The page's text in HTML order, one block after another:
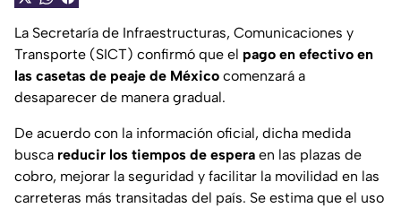
La Secretaría de Infraestructuras, Comunicaciones y
Transporte (SICT) confirmó que el pago en efectivo en
las casetas de peaje de México comenzará a
desaparecer de manera gradual.
De acuerdo con la información oficial, dicha medida
busca reducir los tiempos de espera en las plazas de
cobro, mejorar la seguridad y facilitar la movilidad en las
carreteras más transitadas del país. Se estima que el uso